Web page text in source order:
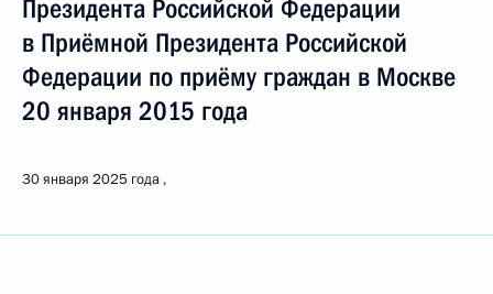
Президента Российской Федерации
в Приёмной Президента Российской
Федерации по приёму граждан в Москве
20 января 2015 года
30 января 2025 года